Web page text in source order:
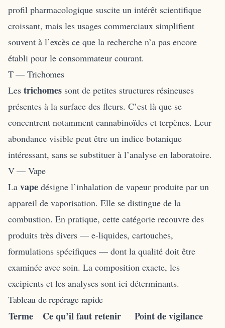
profil pharmacologique suscite un intérêt scientifique
croissant, mais les usages commerciaux simplifient
souvent à l’excès ce que la recherche n’a pas encore
établi pour le consommateur courant.
T — Trichomes
Les trichomes sont de petites structures résineuses
présentes à la surface des fleurs. C’est là que se
concentrent notamment cannabinoïdes et terpènes. Leur
abondance visible peut être un indice botanique
intéressant, sans se substituer à l’analyse en laboratoire.
V — Vape
La vape désigne l’inhalation de vapeur produite par un
appareil de vaporisation. Elle se distingue de la
combustion. En pratique, cette catégorie recouvre des
produits très divers — e-liquides, cartouches,
formulations spécifiques — dont la qualité doit être
examinée avec soin. La composition exacte, les
excipients et les analyses sont ici déterminants.
Tableau de repérage rapide
Terme Ce qu’il faut retenir Point de vigilance